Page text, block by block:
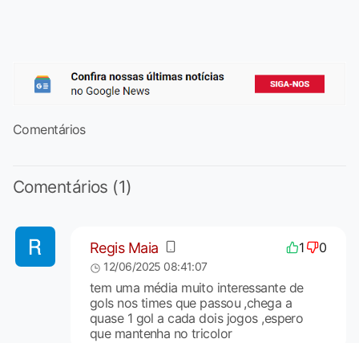
Comentários
Comentários (1)
Regis Maia 1 0
12/06/2025 08:41:07
tem uma média muito interessante de
gols nos times que passou ,chega a
quase 1 gol a cada dois jogos ,espero
que mantenha no tricolor